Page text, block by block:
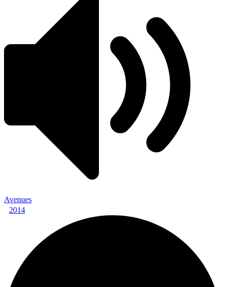
Avenues
2014